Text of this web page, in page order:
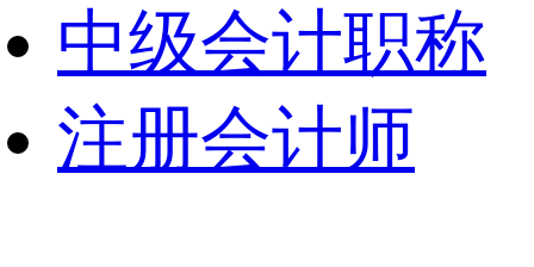
中级会计职称
注册会计师